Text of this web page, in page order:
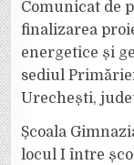
Comunicat de
finalizarea
energetice și
sediul
Urechești,
Școala
locul I între